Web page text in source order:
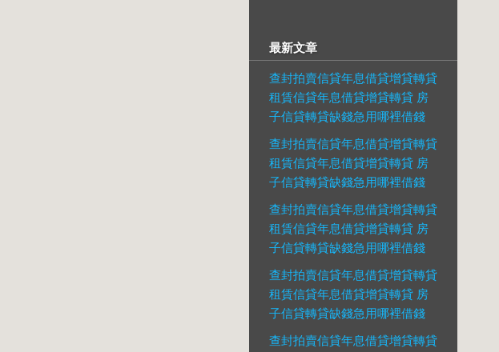
最新文章
查封拍賣信貸年息借貸增貸轉貸
租賃信貸年息借貸增貸轉貸 房
子信貸轉貸缺錢急用哪裡借錢
查封拍賣信貸年息借貸增貸轉貸
租賃信貸年息借貸增貸轉貸 房
子信貸轉貸缺錢急用哪裡借錢
查封拍賣信貸年息借貸增貸轉貸
租賃信貸年息借貸增貸轉貸 房
子信貸轉貸缺錢急用哪裡借錢
查封拍賣信貸年息借貸增貸轉貸
租賃信貸年息借貸增貸轉貸 房
子信貸轉貸缺錢急用哪裡借錢
查封拍賣信貸年息借貸增貸轉貸